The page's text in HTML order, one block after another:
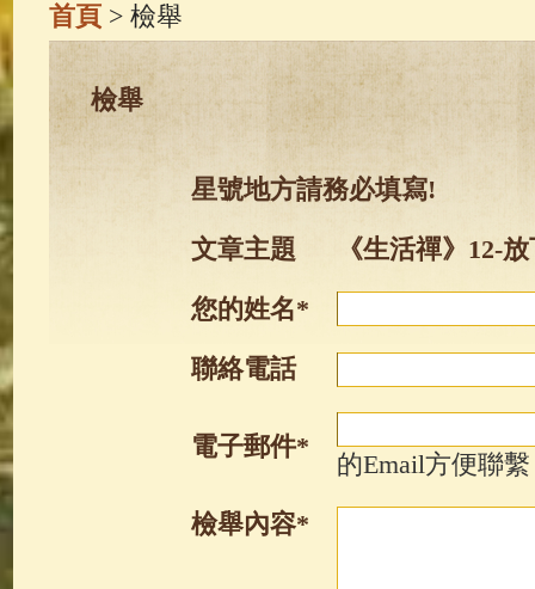
首頁> 檢舉
檢舉
星號地方請務必填寫!
文章主題
《生活禪》12-
您的姓名*
聯絡電話
電子郵件*
的Email方便聯繫
檢舉內容*